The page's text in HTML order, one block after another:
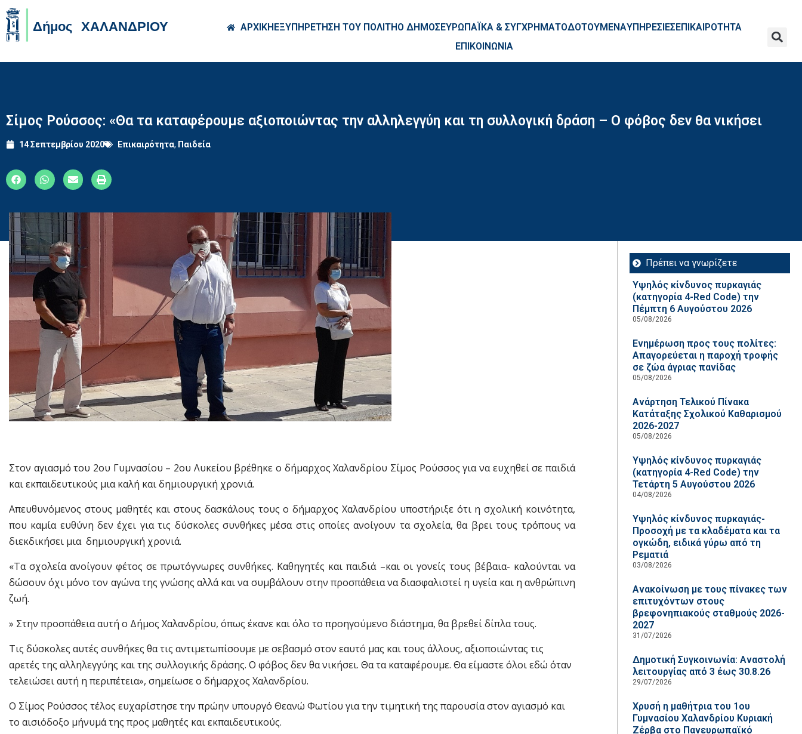
ΑΡΧΙΚΗΕΞΥΠΗΡΕΤΗΣΗ ΤΟΥ ΠΟΛΙΤΗΟ ΔΗΜΟΣΕΥΡΩΠΑΪΚΑ & ΣΥΓΧΡΗΜΑΤΟΔΟΤΟΥΜΕΝΑΥΠΗΡΕΣΙΕΣΕΠΙΚΑΙΡΟΤΗΤΑ
ΕΠΙΚΟΙΝΩΝΙΑ
Σίμος Ρούσσος: «Θα τα καταφέρουμε αξιοποιώντας την αλληλεγγύη και τη συλλογική δράση – Ο φόβος δεν θα νικήσει
14 Σεπτεμβρίου 2020 Επικαιρότητα, Παιδεία
Στον αγιασμό του 2ου Γυμνασίου – 2ου Λυκείου βρέθηκε ο δήμαρχος Χαλανδρίου Σίμος Ρούσσος για να ευχηθεί σε παιδιά
και εκπαιδευτικούς μια καλή και δημιουργική χρονιά.
Απευθυνόμενος στους μαθητές και στους δασκάλους τους ο δήμαρχος Χαλανδρίου υποστήριξε ότι η σχολική κοινότητα,
που καμία ευθύνη δεν έχει για τις δύσκολες συνθήκες μέσα στις οποίες ανοίγουν τα σχολεία, θα βρει τους τρόπους να
διεκδικήσει μια δημιουργική χρονιά.
«Τα σχολεία ανοίγουν φέτος σε πρωτόγνωρες συνθήκες. Καθηγητές και παιδιά –και οι γονείς τους βέβαια- καλούνται να
δώσουν όχι μόνο τον αγώνα της γνώσης αλλά και να συμβάλουν στην προσπάθεια να διασφαλιστεί η υγεία και η ανθρώπινη
ζωή.
» Στην προσπάθεια αυτή ο Δήμος Χαλανδρίου, όπως έκανε και όλο το προηγούμενο διάστημα, θα βρεθεί δίπλα τους.
Τις δύσκολες αυτές συνθήκες θα τις αντιμετωπίσουμε με σεβασμό στον εαυτό μας και τους άλλους, αξιοποιώντας τις
αρετές της αλληλεγγύης και της συλλογικής δράσης. Ο φόβος δεν θα νικήσει. Θα τα καταφέρουμε. Θα είμαστε όλοι εδώ όταν
τελειώσει αυτή η περιπέτεια», σημείωσε ο δήμαρχος Χαλανδρίου.
Ο Σίμος Ρούσσος τέλος ευχαρίστησε την πρώην υπουργό Θεανώ Φωτίου για την τιμητική της παρουσία στον αγιασμό και
το αισιόδοξο μήνυμά της προς μαθητές και εκπαιδευτικούς.
Πρέπει να γνωρίζετε
Υψηλός κίνδυνος πυρκαγιάς
(κατηγορία 4-Red Code) την
Πέμπτη 6 Αυγούστου 2026
05/08/2026
Ενημέρωση προς τους πολίτες:
Απαγορεύεται η παροχή τροφής
σε ζώα άγριας πανίδας
05/08/2026
Ανάρτηση Τελικού Πίνακα
Κατάταξης Σχολικού Καθαρισμού
2026-2027
05/08/2026
Υψηλός κίνδυνος πυρκαγιάς
(κατηγορία 4-Red Code) την
Τετάρτη 5 Αυγούστου 2026
04/08/2026
Υψηλός κίνδυνος πυρκαγιάς-
Προσοχή με τα κλαδέματα και τα
ογκώδη, ειδικά γύρω από τη
Ρεματιά
03/08/2026
Ανακοίνωση με τους πίνακες των
επιτυχόντων στους
βρεφονηπιακούς σταθμούς 2026-
2027
31/07/2026
Δημοτική Συγκοινωνία: Αναστολή
λειτουργίας από 3 έως 30.8.26
29/07/2026
Χρυσή η μαθήτρια του 1ου
Γυμνασίου Χαλανδρίου Κυριακή
Ζέρβα στο Πανευρωπαϊκό